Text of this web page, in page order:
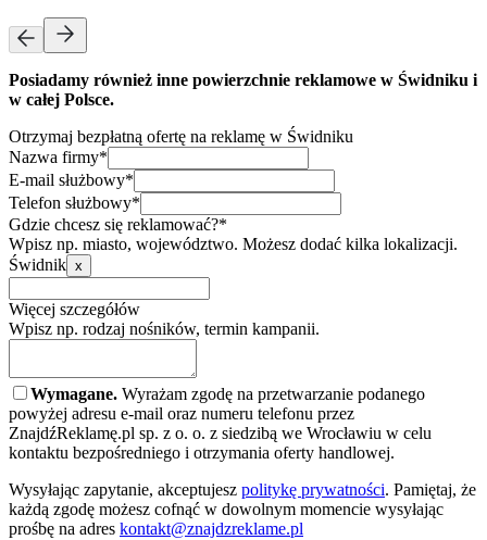
Posiadamy również inne powierzchnie reklamowe w Świdniku i
w całej Polsce.
Otrzymaj bezpłatną ofertę na reklamę w Świdniku
Nazwa firmy*
E-mail służbowy*
Telefon służbowy*
Gdzie chcesz się reklamować?*
Wpisz np. miasto, województwo. Możesz dodać kilka lokalizacji.
Świdnik x
Więcej szczegółów
Wpisz np. rodzaj nośników, termin kampanii.
Wymagane. Wyrażam zgodę na przetwarzanie podanego
powyżej adresu e-mail oraz numeru telefonu przez
ZnajdźReklamę.pl sp. z o. o. z siedzibą we Wrocławiu w celu
kontaktu bezpośredniego i otrzymania oferty handlowej.
Wysyłając zapytanie, akceptujesz politykę prywatności. Pamiętaj, że
każdą zgodę możesz cofnąć w dowolnym momencie wysyłając
prośbę na adres kontakt@znajdzreklame.pl